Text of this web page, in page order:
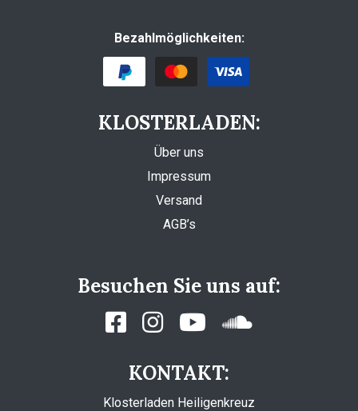
Bezahlmöglichkeiten:
KLOSTERLADEN:
Über uns
Impressum
Versand
AGB’s
Besuchen Sie uns auf:
KONTAKT:
Klosterladen Heiligenkreuz